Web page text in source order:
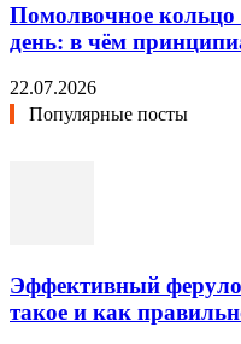
Помолвочное
день: в чём
22.07.2026
Популярные посты
Эффективный
такое и как